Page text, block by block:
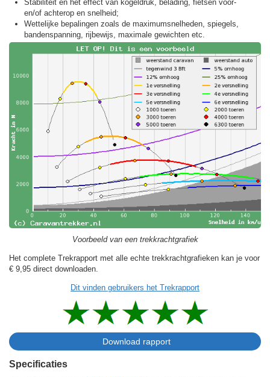
Stabiliteit en het effect van kogeldruk, belading, fietsen voor-
en/of achterop en snelheid;
Wettelijke bepalingen zoals de maximumsnelheden, spiegels,
bandenspanning, rijbewijs, maximale gewichten etc.
Voorbeeld van een trekkrachtgrafiek
Het complete Trekrapport met alle echte trekkrachtgrafieken kan je voor
€ 9,95 direct downloaden.
Dit vinden gebruikers het Trekrapport
Specificaties